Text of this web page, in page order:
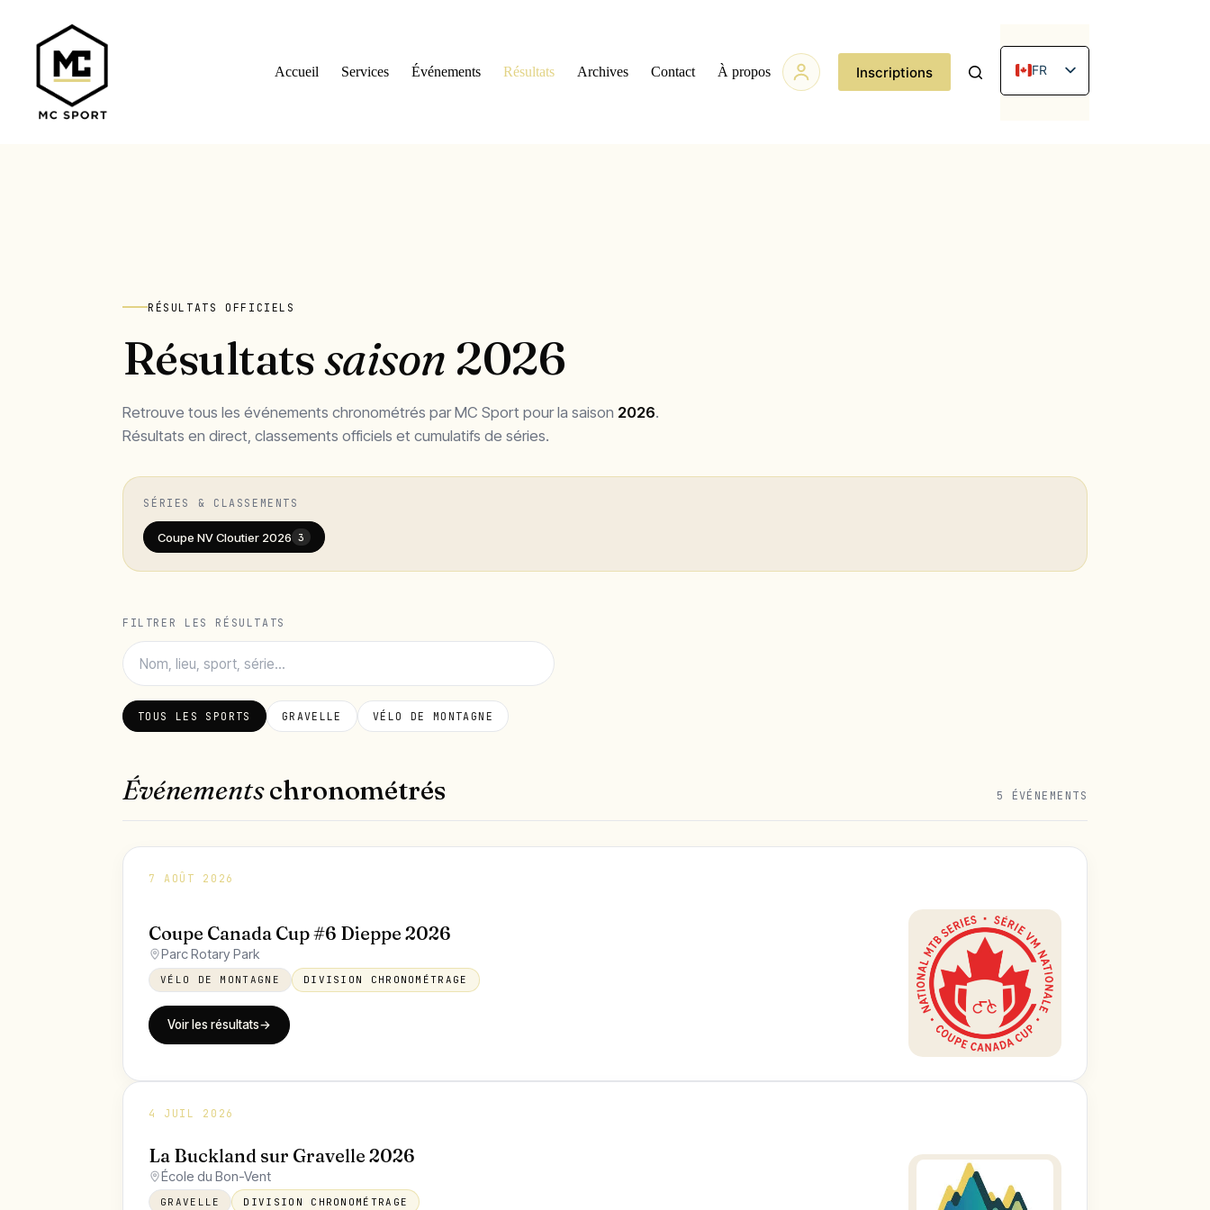
content
Accueil Services Événements Résultats Archives Contact À propos Inscriptions
FR
EN
RÉSULTATS OFFICIELS
Résultatssaison 2026
Retrouve tous les événements chronométrés par MC Sport pour la saison 2026.
Résultats en direct, classements officiels et cumulatifs de séries.
SÉRIES & CLASSEMENTS
Coupe NV Cloutier 2026 3
FILTRER LES RÉSULTATS
TOUS LES SPORTS GRAVELLE VÉLO DE MONTAGNE
Événementschronométrés 5 ÉVÉNEMENTS
7 AOÛT 2026
Coupe Canada Cup #6 Dieppe 2026
Parc Rotary Park
VÉLO DE MONTAGNE DIVISION CHRONOMÉTRAGE
Voir les résultats→
4 JUIL 2026
La Buckland sur Gravelle 2026
École du Bon-Vent
GRAVELLE DIVISION CHRONOMÉTRAGE